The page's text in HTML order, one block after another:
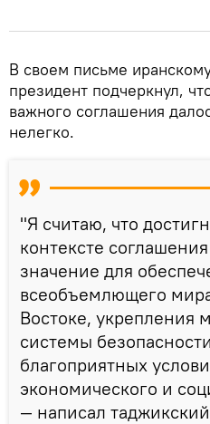
В своем письме
президент подчеркнул,
важного соглашения
нелегко.
"Я считаю, что
контексте
значение для
всеобъемлющего
Востоке, укрепления
системы
благоприятных
экономического и
— написал